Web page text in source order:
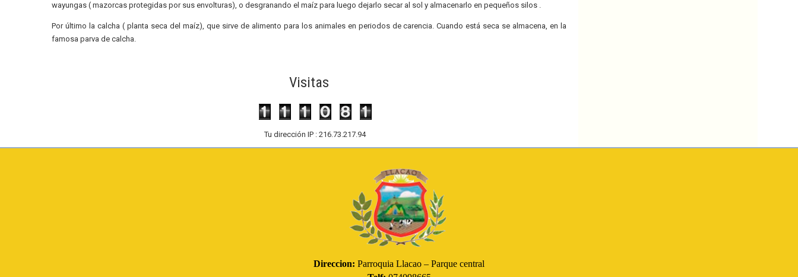
wayungas ( mazorcas protegidas por sus envolturas), o desgranando el maíz para luego dejarlo secar al sol y almacenarlo en pequeños silos .
Por último la calcha ( planta seca del maíz), que sirve de alimento para los animales en periodos de carencia. Cuando está seca se almacena, en la
famosa parva de calcha.
Visitas
Tu dirección IP : 216.73.217.94
Direccion: Parroquia Llacao – Parque central